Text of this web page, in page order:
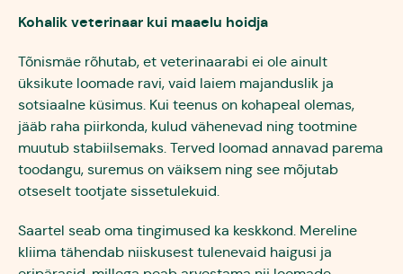
Kohalik veterinaar kui maaelu hoidja
Tõnismäe rõhutab, et veterinaarabi ei ole ainult
üksikute loomade ravi, vaid laiem majanduslik ja
sotsiaalne küsimus. Kui teenus on kohapeal olemas,
jääb raha piirkonda, kulud vähenevad ning tootmine
muutub stabiilsemaks. Terved loomad annavad parema
toodangu, suremus on väiksem ning see mõjutab
otseselt tootjate sissetulekuid.
Saartel seab oma tingimused ka keskkond. Mereline
kliima tähendab niiskusest tulenevaid haigusi ja